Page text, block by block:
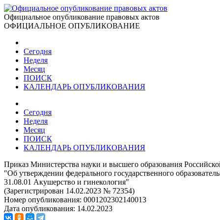
Официальное опубликование правовых актов
ОФИЦИАЛЬНОЕ ОПУБЛИКОВАНИЕ
Сегодня
Неделя
Месяц
ПОИСК
КАЛЕНДАРЬ ОПУБЛИКОВАНИЯ
Сегодня
Неделя
Месяц
ПОИСК
КАЛЕНДАРЬ ОПУБЛИКОВАНИЯ
Приказ Министерства науки и высшего образования
"Об утверждении федерального государственного
31.08.01 Акушерство и гинекология"
(Зарегистрирован 14.02.2023 № 72354)
Номер опубликования: 0001202302140013
Дата опубликования: 14.02.2023